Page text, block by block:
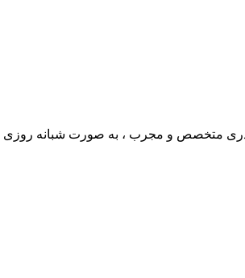
متخصص و مجرب ، به صورت شبانه